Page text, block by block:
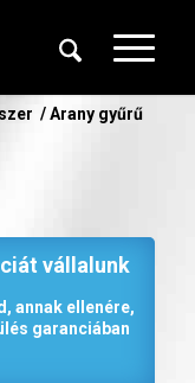
/ Arany gyűrű
vállalunk
annak ellenére,
garanciában